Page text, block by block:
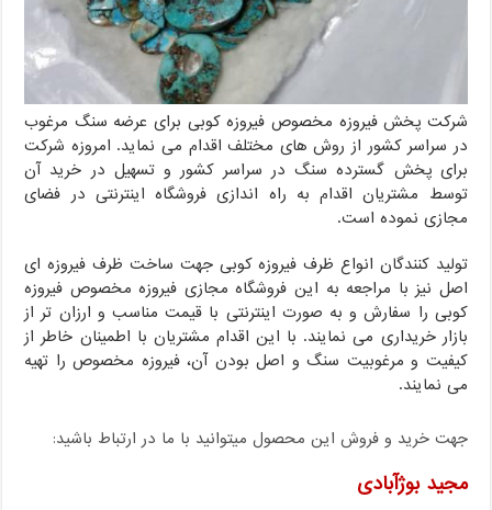
شرکت پخش فیروزه مخصوص فیروزه کوبی برای عرضه سنگ مرغوب
در سراسر کشور از روش های مختلف اقدام می نماید. امروزه شرکت
برای پخش گسترده سنگ در سراسر کشور و تسهیل در خرید آن
توسط مشتریان اقدام به راه اندازی فروشگاه اینترنتی در فضای
مجازی نموده است.
تولید کنندگان انواع ظرف فیروزه کوبی جهت ساخت ظرف فیروزه ای
اصل نیز با مراجعه به این فروشگاه مجازی فیروزه مخصوص فیروزه
کوبی را سفارش و به صورت اینترنتی با قیمت مناسب و ارزان تر از
بازار خریداری می نمایند. با این اقدام مشتریان با اطمینان خاطر از
کیفیت و مرغوبیت سنگ و اصل بودن آن، فیروزه مخصوص را تهیه
می نمایند.
جهت خرید و فروش این محصول میتوانید با ما در ارتباط باشید:
مجید بوژآبادی